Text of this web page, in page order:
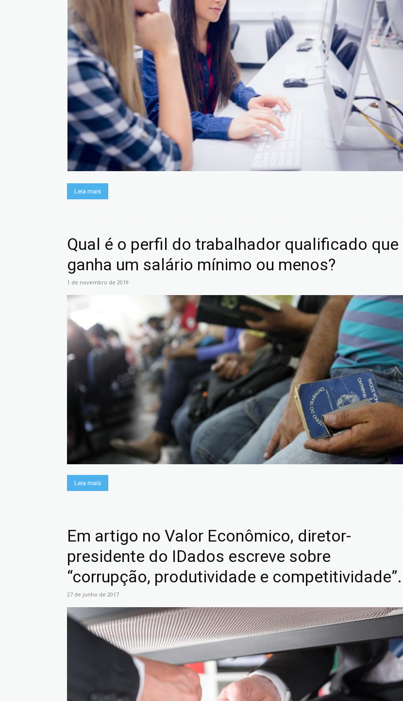
Leia mais
Qual é o perfil do trabalhador qualificado que
ganha um salário mínimo ou menos?
1 de novembro de 2019
Leia mais
Em artigo no Valor Econômico, diretor-
presidente do IDados escreve sobre
“corrupção, produtividade e competitividade”.
27 de junho de 2017